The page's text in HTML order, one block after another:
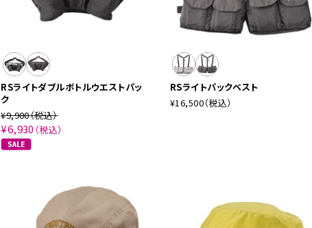
RSライトダブルボトルウエストパッ
ク
¥9,900（税込）
¥6,930 （税込）
RSライトパックベスト
¥16,500（税込）